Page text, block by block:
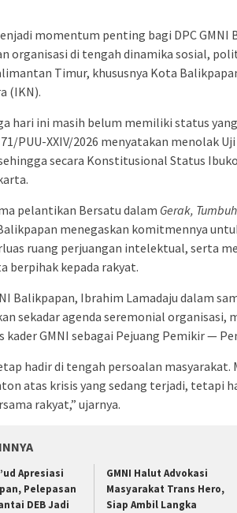
momentum penting bagi DPC GMNI
organisasi di tengah dinamika sosial,
Timur, khususnya Kota
(IKN).
hari ini masih belum memiliki status
PUU-XXIV/2026 menyatakan menolak
secara Konstitusional Status
pelantikan Bersatu dalam Gerak,
menegaskan komitmennya
ruang perjuangan intelektual, serta
berpihak kepada rakyat.
Balikpapan, Ibrahim Lamadaju dalam
sekadar agenda seremonial organisasi,
kader GMNI sebagai Pejuang Pemikir —
hadir di tengah persoalan masyarakat.
atas krisis yang sedang terjadi, tetapi
rakyat,” ujarnya.
Apresiasi
Pelepasan
DEB Jadi
GMNI Halut Advokasi
Masyarakat Trans Hero,
Siap Ambil Langka